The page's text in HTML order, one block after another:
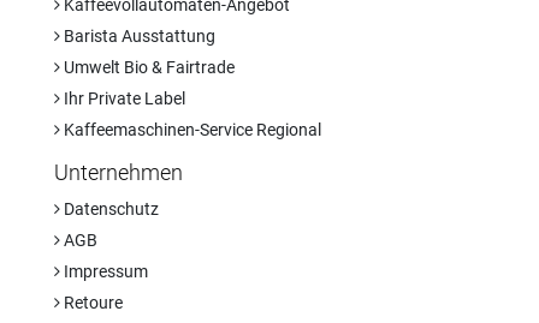
Kaffeevollautomaten-Angebot
Barista Ausstattung
Umwelt Bio & Fairtrade
Ihr Private Label
Kaffeemaschinen-Service Regional
Unternehmen
Datenschutz
AGB
Impressum
Retoure